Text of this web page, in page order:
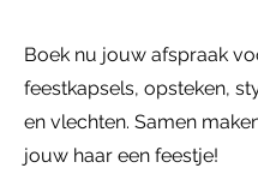
Boek nu jouw afspraak
feestkapsels, opsteken,
en vlechten. Samen
jouw haar een feestje!